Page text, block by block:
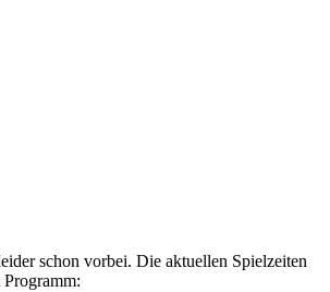
schon vorbei. Die aktuellen Spielzeiten